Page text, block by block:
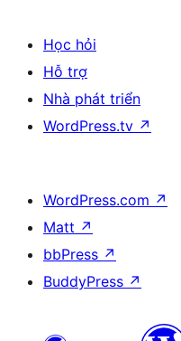
Học hỏi
Hỗ trợ
Nhà phát triển
WordPress.tv ↗
WordPress.com ↗
Matt ↗
bbPress ↗
BuddyPress ↗